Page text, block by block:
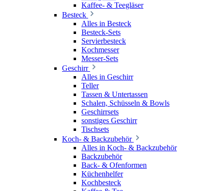
Kaffee- & Teegläser
Besteck
Alles in Besteck
Besteck-Sets
Servierbesteck
Kochmesser
Messer-Sets
Geschirr
Alles in Geschirr
Teller
Tassen & Untertassen
Schalen, Schüsseln & Bowls
Geschirrsets
sonstiges Geschirr
Tischsets
Koch- & Backzubehör
Alles in Koch- & Backzubehör
Backzubehör
Back- & Ofenformen
Küchenhelfer
Kochbesteck